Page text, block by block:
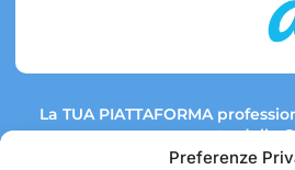
Preferenze
La TUA PIATTAFORMA
mercato della